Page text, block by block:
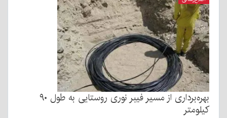
بهره‌برداری از مسیر فیبر نوری روستایی به طول ۹۰
کیلومتر